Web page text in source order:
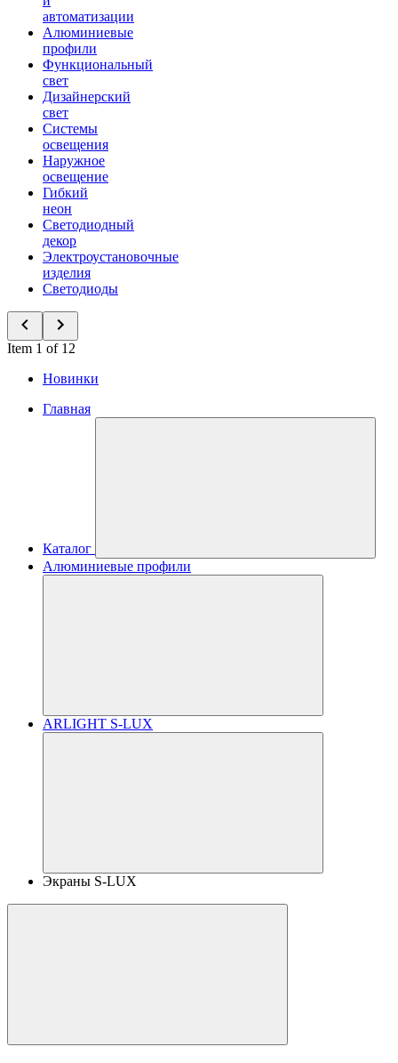
автоматизации
Алюминиевые
профили
Функциональный
свет
Дизайнерский
свет
Системы
освещения
Наружное
освещение
Гибкий
неон
Светодиодный
декор
Электроустановочные
изделия
Светодиоды
Item 1 of 12
Новинки
Главная
Каталог
Алюминиевые профили
ARLIGHT S-LUX
Экраны S-LUX